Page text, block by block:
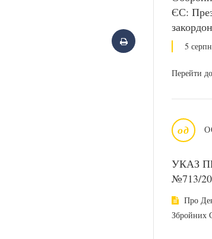
ЄС:
5
Перейти
од
УКАЗ
№713/
Про
Збройних